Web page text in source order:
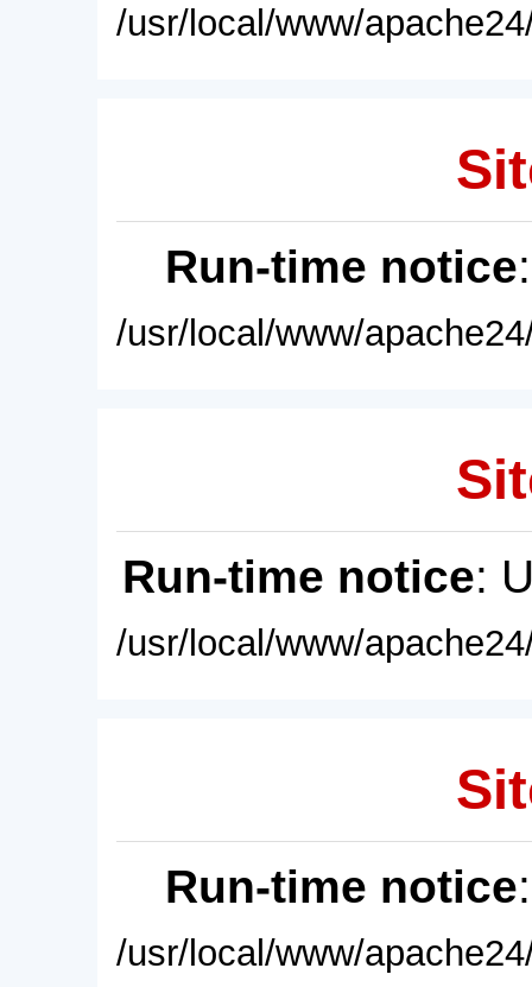
/usr/local/www/
Run-time notice
/usr/local/www/
Run-time notice:
/usr/local/www/
Run-time notice
/usr/local/www/